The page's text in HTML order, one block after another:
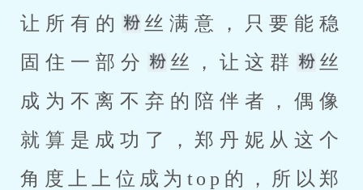
让所有的
丝满意，只要能稳
固住一部分
丝，让这群
丝
成为不离不弃的陪伴者，偶像
就算是成功了，郑丹妮从这个
角度上上位成为top的，所以郑